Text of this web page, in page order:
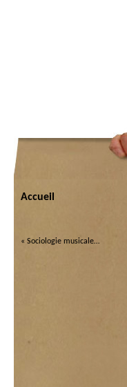
Accueil
« Sociologie musicale…